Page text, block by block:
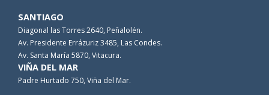
SANTIAGO
Diagonal las Torres 2640, Peñalolén.
Av. Presidente Errázuriz 3485, Las Condes.
Av. Santa María 5870, Vitacura.
VIÑA DEL MAR
Padre Hurtado 750, Viña del Mar.